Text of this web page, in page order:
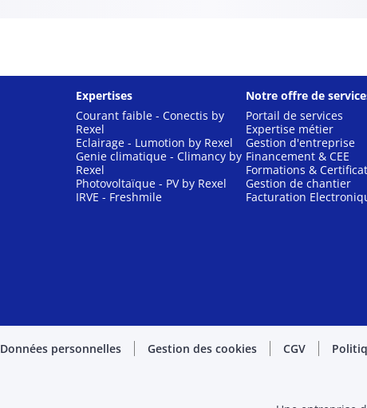
Expertises
Courant faible - Conectis by
Rexel
Eclairage - Lumotion by Rexel
Genie climatique - Climancy by
Rexel
Photovoltaïque - PV by Rexel
IRVE - Freshmile
Notre offre de
Portail de services
Expertise métier
Gestion d'entreprise
Financement & CEE
Formations &
Gestion de chantier
Facturation
Données personnelles Gestion des cookies CGV